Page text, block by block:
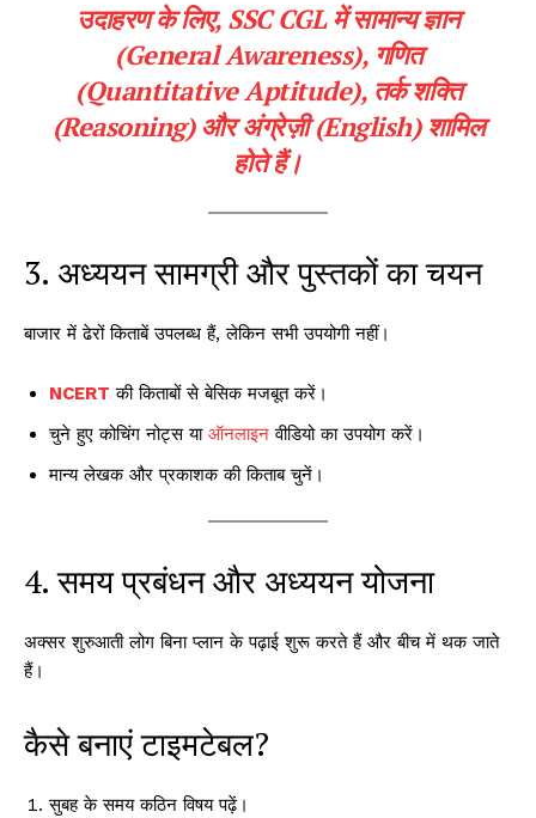
उदाहरण के लिए, SSC CGL में सामान्य ज्ञान
(GeneralAwareness), गणित
(Quantitative Aptitude), तर्क शक्ति
(Reasoning) और अंग्रेज़ी (English) शामिल
होते हैं।
3. अध्ययन सामग्री और पुस्तकों का चयन
बाजार में ढेरों किताबें उपलब्ध हैं, लेकिन सभी उपयोगी नहीं।
NCERT की किताबों से बेसिक मजबूत करें।
चुने हुए कोचिंग नोट्स या ऑनलाइन वीडियो का उपयोग करें।
मान्य लेखक और प्रकाशक की किताब चुनें।
4. समय प्रबंधन और अध्ययन योजना
अक्सर शुरुआती लोग बिना प्लान के पढ़ाई शुरू करते हैं और बीच में थक जाते
हैं।
कैसे बनाएं टाइमटेबल?
सुबह के समय कठिन विषय पढ़ें।